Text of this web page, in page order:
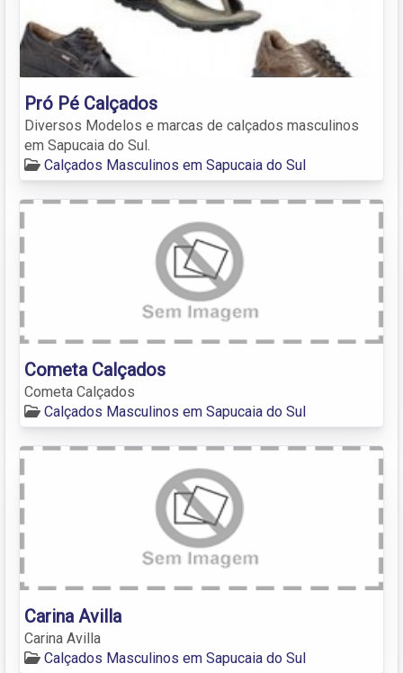
Pró Pé Calçados
Diversos Modelos e marcas de calçados masculinos
em Sapucaia do Sul.
Calçados Masculinos em Sapucaia do Sul
Cometa Calçados
Cometa Calçados
Calçados Masculinos em Sapucaia do Sul
Carina Avilla
Carina Avilla
Calçados Masculinos em Sapucaia do Sul